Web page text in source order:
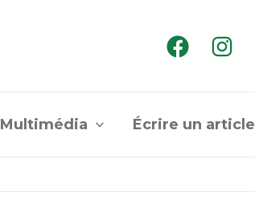
Multimédia Écrire un article